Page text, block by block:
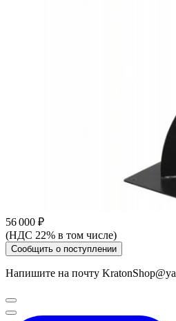
56 000 ₽
(НДС 22% в том числе)
Сообщить о поступлении
Напишите на почту